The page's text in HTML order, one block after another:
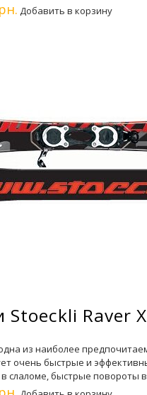
Добавить в корзину
Raver
из наиболее
очень быстрые и
слаломе, быстрые повороты